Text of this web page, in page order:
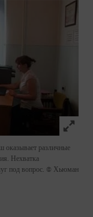
Click
оказывает различные
Нехватка
под вопрос. © Хьюман